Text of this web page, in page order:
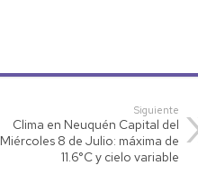
Siguiente
Clima en Neuquén Capital del
Miércoles 8 de Julio: máxima de
11.6°C y cielo variable